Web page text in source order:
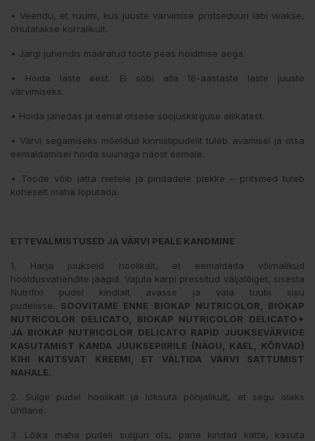
• Veendu, et ruumi, kus juuste värvimise protseduuri läbi viiakse,
õhutatakse korralikult.
• Järgi juhendis määratud toote peas hoidmise aega.
• Hoida laste eest. Ei sobi alla 16-aastaste laste juuste
värvimiseks.
• Hoida jahedas ja eemal otsese soojuskiirguse allikatest.
• Värvi segamiseks mõeldud kinnistipudelit tuleb avamisel ja otsa
eemaldamisel hoida suunaga näost eemale.
• Toode võib jätta riietele ja pindadele plekke – pritsmed tuleb
koheselt maha loputada.
ETTEVALMISTUSED JA VÄRVI PEALE KANDMINE
1. Harja juukseid hoolikalt, et eemaldada võimalikud
hooldusvahendite jäägid. Vajuta karpi pressitud väljalõiget, sisesta
Nutrifixi pudel kindlalt avasse ja vala tuubi sisu
pudelisse. SOOVITAME ENNE BIOKAP NUTRICOLOR, BIOKAP
NUTRICOLOR DELICATO, BIOKAP NUTRICOLOR DELICATO+
JA BIOKAP NUTRICOLOR DELICATO RAPID JUUKSEVÄRVIDE
KASUTAMIST KANDA JUUKSEPIIRILE (NÄGU, KAEL, KÕRVAD)
KIHI KAITSVAT KREEMI, ET VÄLTIDA VÄRVI SATTUMIST
NAHALE.
2. Sulge pudel hoolikalt ja loksuta põhjalikult, et segu oleks
ühtlane.
3. Lõika maha pudeli sulguri ots, pane kindad kätte, kasuta